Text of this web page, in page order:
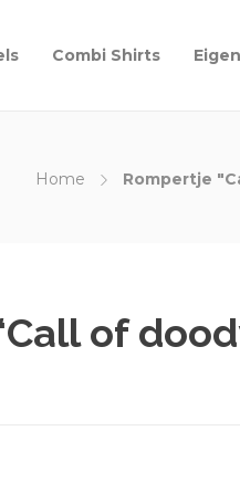
Combi Shirts
Home Rompertje
of